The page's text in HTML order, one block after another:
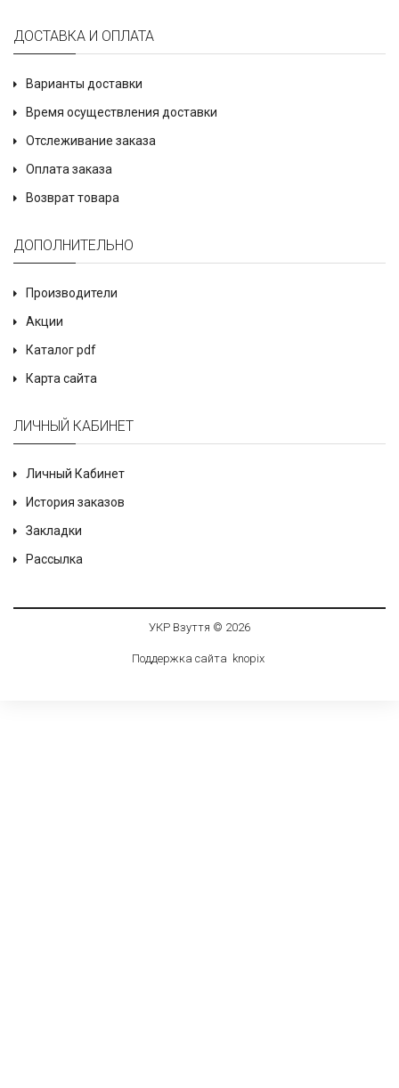
ДОСТАВКА И ОПЛАТА
Варианты доставки
Время осуществления доставки
Отслеживание заказа
Оплата заказа
Возврат товара
ДОПОЛНИТЕЛЬНО
Производители
Акции
Каталог pdf
Карта сайта
ЛИЧНЫЙ КАБИНЕТ
Личный Кабинет
История заказов
Закладки
Рассылка
УКР Взуття © 2026
Поддержка сайта knopix